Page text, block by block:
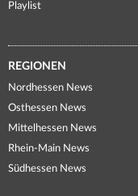
Playlist
REGIONEN
Nordhessen News
Osthessen News
Mittelhessen News
Rhein-Main News
Südhessen News